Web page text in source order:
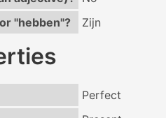
"hebben"?
Zijn
Perfect